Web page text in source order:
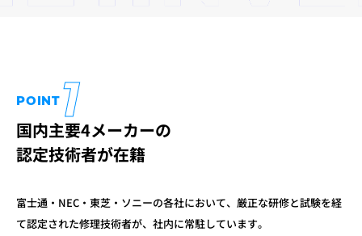
POINT 1
国内主要4メーカーの
認定技術者が在籍
富士通・NEC・東芝・ソニーの各社において、厳正な研修と試験を経
て認定された修理技術者が、社内に常駐しています。